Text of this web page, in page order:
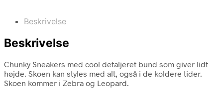
Beskrivelse
Beskrivelse
Chunky Sneakers med cool detaljeret bund som giver lidt
højde. Skoen kan styles med alt, også i de koldere tider.
Skoen kommer i Zebra og Leopard.